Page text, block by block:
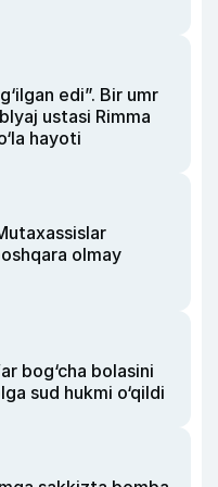
edi”. Bir umr
ustasi Rimma
hayoti
olmay
bog‘cha bolasini
sud hukmi o‘qildi